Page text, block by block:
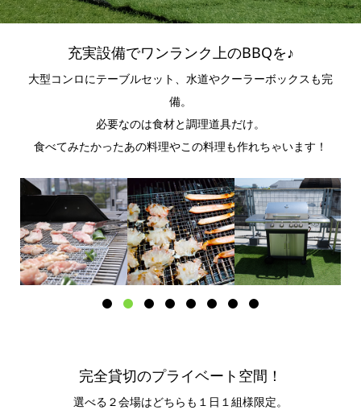
充実設備でワンランク上のBBQを♪
大型コンロにテーブルセット、水道やクーラーボックスも完
備。
必要なのは食材と調理道具だけ。
食べてみたかったあの料理やこの料理も作れちゃいます！
完全貸切のプライベート空間！
選べる２会場はどちらも１日１組様限定。